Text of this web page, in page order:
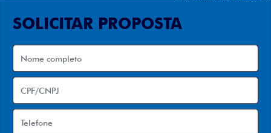
SOLICITAR PROPOSTA